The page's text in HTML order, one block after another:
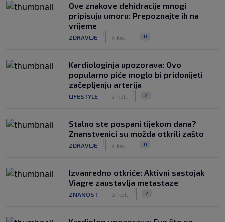
Ove znakove dehidracije mnogi
pripisuju umoru: Prepoznajte ih na
vrijeme
ZDRAVLJE 7. kol. 0
Kardiologinja upozorava: Ovo
popularno piće moglo bi pridonijeti
začepljenju arterija
LIFESTYLE 7. kol. 2
Stalno ste pospani tijekom dana?
Znanstvenici su možda otkrili zašto
ZDRAVLJE 7. kol. 0
Izvanredno otkriće: Aktivni sastojak
Viagre zaustavlja metastaze
ZNANOST 6. kol. 2